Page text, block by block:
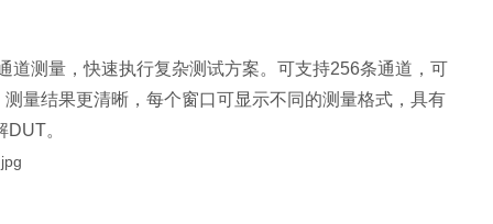
测量，快速执行复杂测试方案。可支持256条通道，可
量结果更清晰，每个窗口可显示不同的测量格式，具有
。